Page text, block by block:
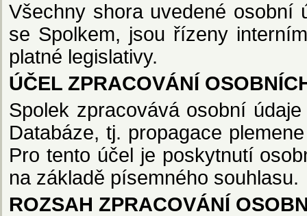
Všechny shora uvedené osobní
se Spolkem, jsou řízeny
platné legislativy.
ÚČEL ZPRACOVÁNÍ
Spolek zpracovává osobní
Databáze, tj. propagace
Pro tento účel je poskytnutí
na základě písemného souhlasu.
ROZSAH ZPRACOVÁNÍ